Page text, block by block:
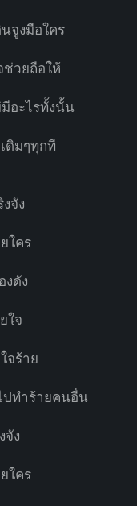
จูงมือใคร
ช่วยถือให้
อะไรทั้งนั้น
ดิมๆทุกที
จัง
ใคร
งดัง
ใจ
จร้าย
ปทำร้ายคนอื่น
จัง
ใคร